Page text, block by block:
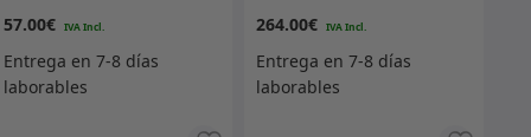
57.00€
264.00€